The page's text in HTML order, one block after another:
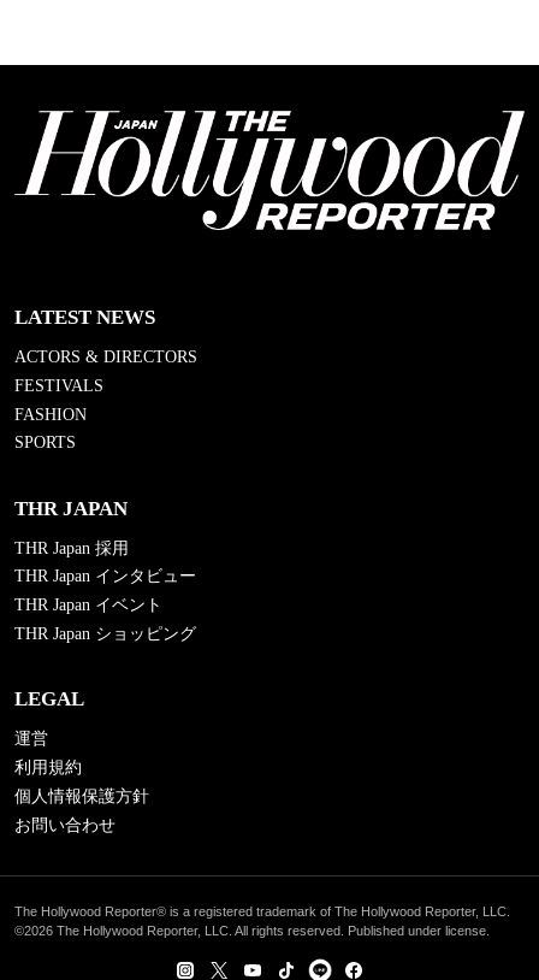
LATEST NEWS
ACTORS & DIRECTORS
FESTIVALS
FASHION
SPORTS
THR JAPAN
THR Japan 採用
THR Japan インタビュー
THR Japan イベント
THR Japan ショッピング
LEGAL
運営
利用規約
個人情報保護方針
お問い合わせ
The Hollywood Reporter® is a registered trademark of The Hollywood Reporter, LLC.
©2026 The Hollywood Reporter, LLC. All rights reserved. Published under license.